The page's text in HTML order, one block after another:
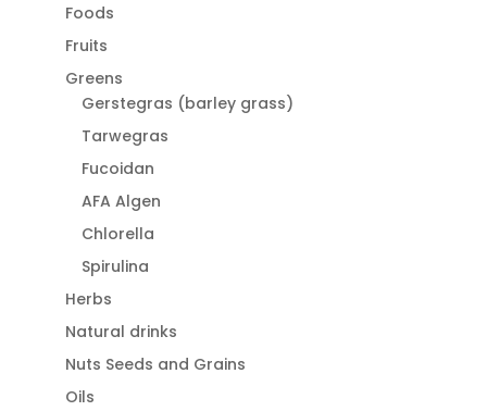
Foods
Fruits
Greens
Gerstegras (barley grass)
Tarwegras
Fucoidan
AFA Algen
Chlorella
Spirulina
Herbs
Natural drinks
Nuts Seeds and Grains
Oils